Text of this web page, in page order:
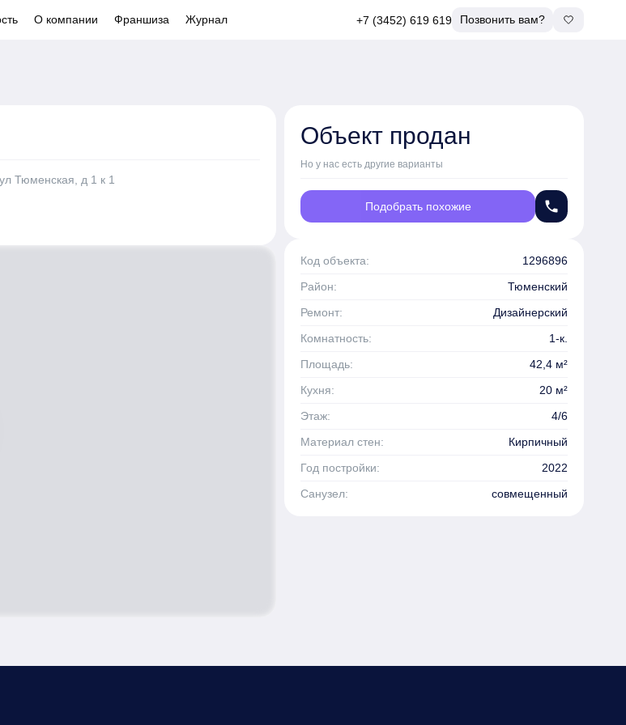
О компании Франшиза Журнал +7 (3452) 619 619 Позвонить вам?
Тюменская, д 1 к 1
Объект продан
Но у нас есть другие варианты
Подобрать похожие phone
Код объекта:
1296896
Район:
Тюменский
Ремонт:
Дизайнерский
Комнатность:
1-к.
Площадь:
42,4 м²
Кухня:
20 м²
Этаж:
4/6
Материал стен:
Кирпичный
Год постройки:
2022
Санузел:
совмещенный